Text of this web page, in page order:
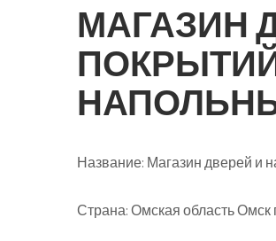
МАГАЗИН
Название: Магазин дверей и
Страна:Омская область Омск